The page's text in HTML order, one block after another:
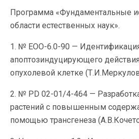
Программа «Фундаментальные
области естественных наук».
1. № EOO-6.0-90 —
апоптозиндуцирующего
опухолевой клетке
2. № PD 02-01/4-464 —
растений с повышенным
помощью трансгенеза